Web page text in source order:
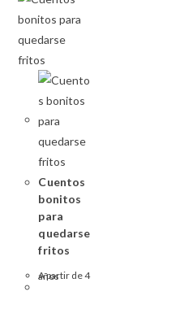
Cuentos
bonitos
para
quedarse
fritos
A partir de 4 años